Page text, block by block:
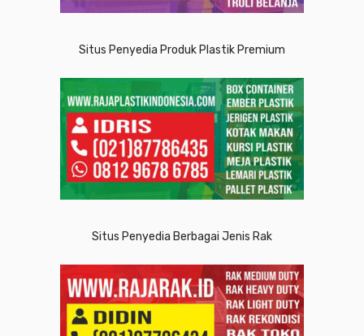
Situs Penyedia Produk Plastik Premium
Situs Penyedia Berbagai Jenis Rak